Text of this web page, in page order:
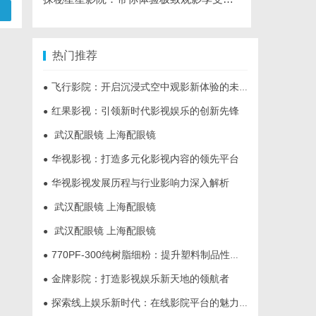
热门推荐
● 飞行影院：开启沉浸式空中观影新体验的未来趋势
● 红果影视：引领新时代影视娱乐的创新先锋
● 武汉配眼镜 上海配眼镜
● 华视影视：打造多元化影视内容的领先平台
● 华视影视发展历程与行业影响力深入解析
● 武汉配眼镜 上海配眼镜
● 武汉配眼镜 上海配眼镜
● 770PF-300纯树脂细粉：提升塑料制品性能的新选择
● 金牌影院：打造影视娱乐新天地的领航者
● 探索线上娱乐新时代：在线影院平台的魅力与未来发展趋势